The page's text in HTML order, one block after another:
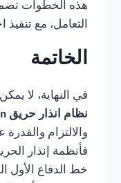
هذه الخطوات
التعامل، مع
الخاتمة
في النهاية، لا
نظام انذار حريق Thorn في الجيزة
والالتزام
فأنظمة إنذار
خط الدفاع الأول